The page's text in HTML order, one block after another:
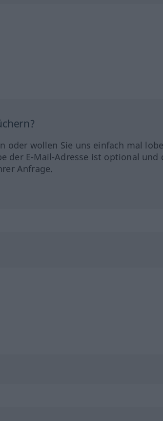
oder wollen Sie uns einfach mal
der E-Mail-Adresse ist optional und
Anfrage.